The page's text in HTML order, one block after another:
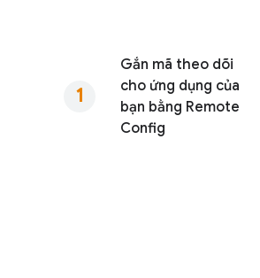
Gắn mã theo dõi
cho ứng dụng của
bạn bằng Remote
Config